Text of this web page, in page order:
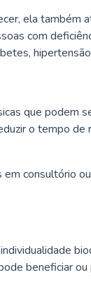
ela também
com
que podem
o tempo de
consultório
beneficiar ou